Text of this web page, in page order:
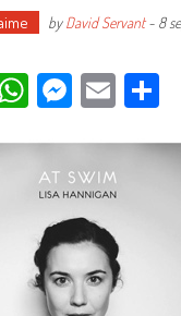
byDavid Servant- 8
WhatsApp
Email